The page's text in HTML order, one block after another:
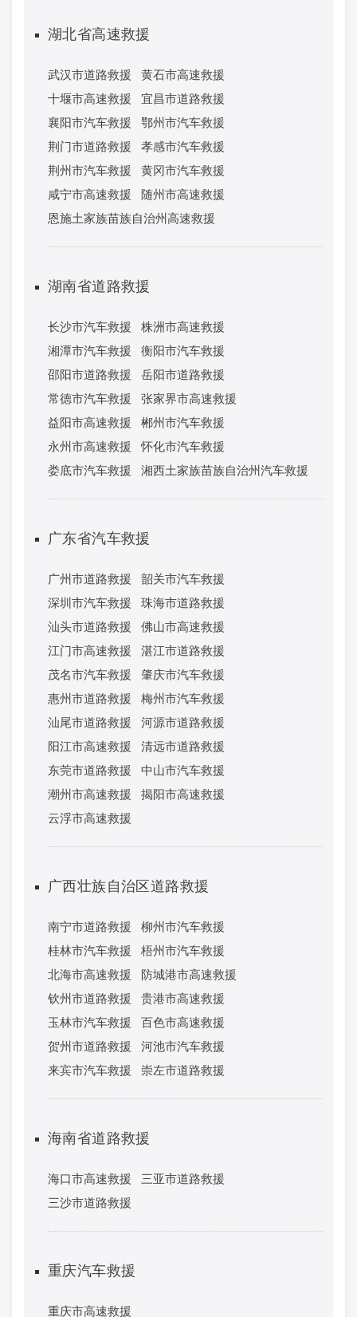
湖北省高速救援
武汉市道路救援
黄石市高速救援
十堰市高速救援
宜昌市道路救援
襄阳市汽车救援
鄂州市汽车救援
荆门市道路救援
孝感市汽车救援
荆州市汽车救援
黄冈市汽车救援
咸宁市高速救援
随州市高速救援
恩施土家族苗族自治州高速救援
湖南省道路救援
长沙市汽车救援
株洲市高速救援
湘潭市汽车救援
衡阳市汽车救援
邵阳市道路救援
岳阳市道路救援
常德市汽车救援
张家界市高速救援
益阳市高速救援
郴州市汽车救援
永州市高速救援
怀化市汽车救援
娄底市汽车救援
湘西土家族苗族自治州汽车救援
广东省汽车救援
广州市道路救援
韶关市汽车救援
深圳市汽车救援
珠海市道路救援
汕头市道路救援
佛山市高速救援
江门市高速救援
湛江市道路救援
茂名市汽车救援
肇庆市汽车救援
惠州市道路救援
梅州市汽车救援
汕尾市道路救援
河源市道路救援
阳江市高速救援
清远市道路救援
东莞市道路救援
中山市汽车救援
潮州市高速救援
揭阳市高速救援
云浮市高速救援
广西壮族自治区道路救援
南宁市道路救援
柳州市汽车救援
桂林市汽车救援
梧州市汽车救援
北海市高速救援
防城港市高速救援
钦州市道路救援
贵港市高速救援
玉林市汽车救援
百色市高速救援
贺州市道路救援
河池市汽车救援
来宾市汽车救援
崇左市道路救援
海南省道路救援
海口市高速救援
三亚市道路救援
三沙市道路救援
重庆汽车救援
重庆市高速救援